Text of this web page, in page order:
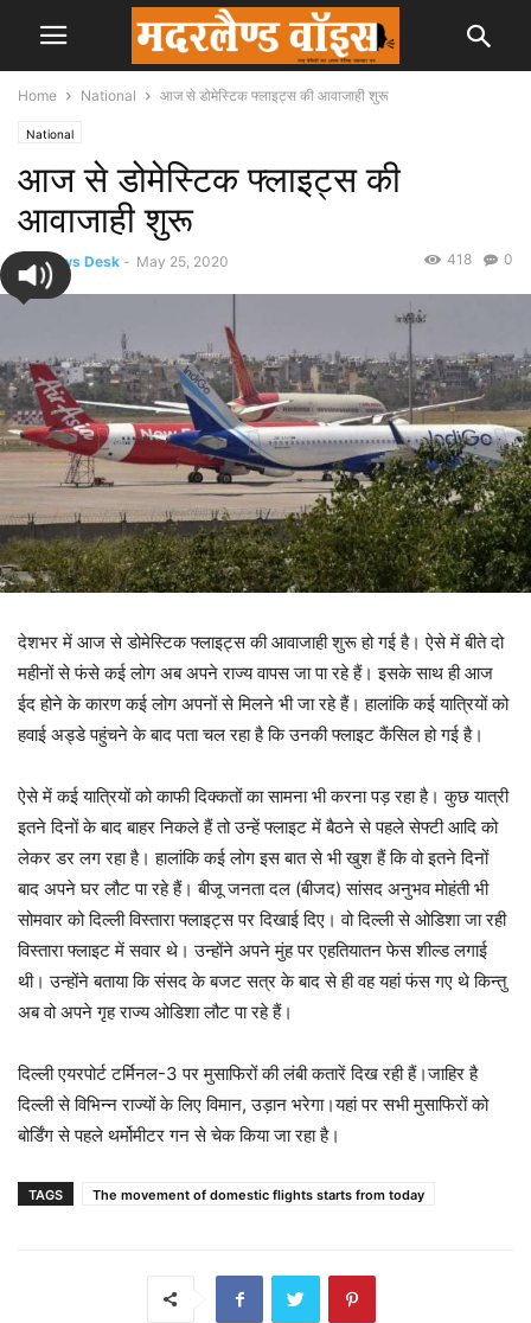
Home National आज से डोमेस्टिक फ्लाइट्स की आवाजाही शुरू
National
आज से डोमेस्टिक फ्लाइट्स की
आवाजाही शुरू
By News Desk - May 25, 2020 0
418
देशभर में आज से डोमेस्टिक फ्लाइट्स की आवाजाही शुरू हो गई है। ऐसे में बीते दो
महीनों से फंसे कई लोग अब अपने राज्य वापस जा पा रहे हैं। इसके साथ ही आज
ईद होने के कारण कई लोग अपनों से मिलने भी जा रहे हैं। हालांकि कई यात्रियों को
हवाई अड्डे पहुंचने के बाद पता चल रहा है कि उनकी फ्लाइट कैंसिल हो गई है।
ऐसे में कई यात्रियों को काफी दिक्कतों का सामना भी करना पड़ रहा है। कुछ यात्री
इतने दिनों के बाद बाहर निकले हैं तो उन्हें फ्लाइट में बैठने से पहले सेफ्टी आदि को
लेकर डर लग रहा है। हालांकि कई लोग इस बात से भी खुश हैं कि वो इतने दिनों
बाद अपने घर लौट पा रहे हैं। बीजू जनता दल (बीजद) सांसद अनुभव मोहंती भी
सोमवार को दिल्ली विस्तारा फ्लाइट्स पर दिखाई दिए। वो दिल्ली से ओडिशा जा रही
विस्तारा फ्लाइट में सवार थे। उन्होंने अपने मुंह पर एहतियातन फेस शील्ड लगाई
थी। उन्होंने बताया कि संसद के बजट सत्र के बाद से ही वह यहां फंस गए थे किन्तु
अब वो अपने गृह राज्य ओडिशा लौट पा रहे हैं।
दिल्ली एयरपोर्ट टर्मिनल-3 पर मुसाफिरों की लंबी कतारें दिख रही हैं।जाहिर है
दिल्ली से विभिन्न राज्यों के लिए विमान, उड़ान भरेगा।यहां पर सभी मुसाफिरों को
बोर्डिंग से पहले थर्मोमीटर गन से चेक किया जा रहा है।
TAGS The movement of domestic flights starts from today